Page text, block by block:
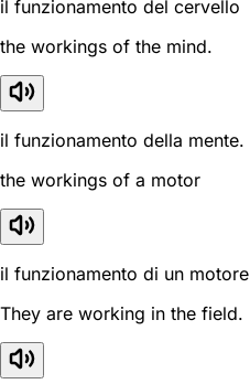
il funzionamento del cervello
the workings of the mind.
il funzionamento della mente.
the workings of a motor
il funzionamento di un motore
They are working in the field.